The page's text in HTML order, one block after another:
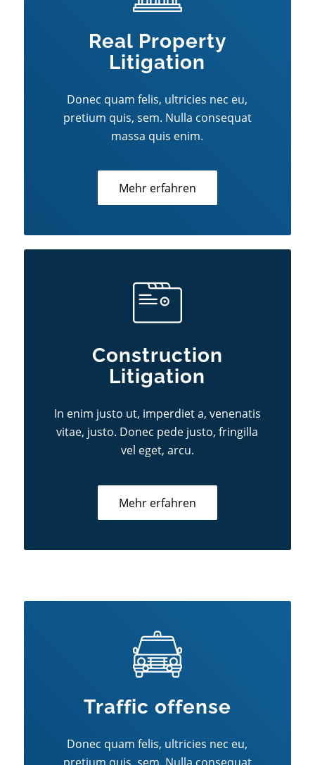
Real Property
Litigation
Donec quam felis, ultricies nec eu,
pretium quis, sem. Nulla consequat
massa quis enim.
Mehr erfahren
Construction
Litigation
In enim justo ut, imperdiet a, venenatis
vitae, justo. Donec pede justo, fringilla
vel eget, arcu.
Mehr erfahren
Traffic offense
Donec quam felis, ultricies nec eu,